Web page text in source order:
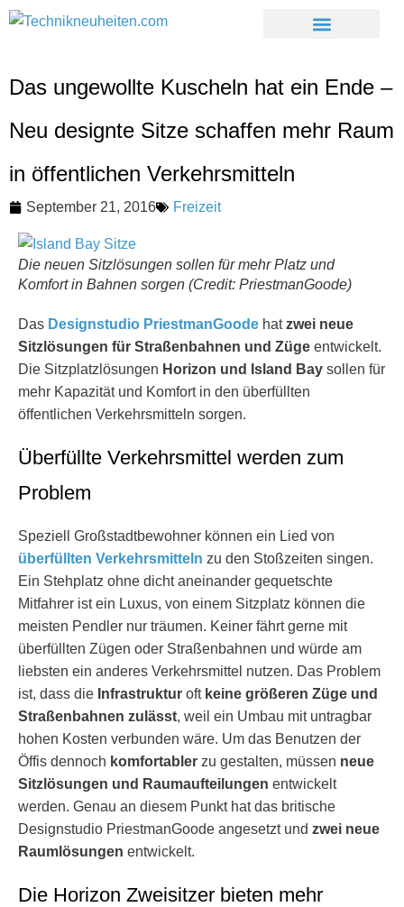
Das ungewollte Kuscheln hat ein Ende –
Neu designte Sitze schaffen mehr Raum
in öffentlichen Verkehrsmitteln
September 21, 2016 Freizeit
Die neuen Sitzlösungen sollen für mehr Platz und
Komfort in Bahnen sorgen (Credit: PriestmanGoode)
Das Designstudio PriestmanGoode hatzwei neue
Sitzlösungen für Straßenbahnen und Züge entwickelt.
Die Sitzplatzlösungen Horizon und Island Bay sollen für
mehr Kapazität und Komfort in den überfüllten
öffentlichen Verkehrsmitteln sorgen.
Überfüllte Verkehrsmittel werden zum
Problem
Speziell Großstadtbewohner können ein Lied von
überfüllten Verkehrsmitteln zu den Stoßzeiten singen.
Ein Stehplatz ohne dicht aneinander gequetschte
Mitfahrer ist ein Luxus, von einem Sitzplatz können die
meisten Pendler nur träumen. Keiner fährt gerne mit
überfüllten Zügen oder Straßenbahnen und würde am
liebsten ein anderes Verkehrsmittel nutzen. Das Problem
ist, dass die Infrastruktur oft keine größeren Züge und
Straßenbahnen zulässt, weil ein Umbau mit untragbar
hohen Kosten verbunden wäre. Um das Benutzen der
Öffis dennoch komfortabler zu gestalten, müssen neue
Sitzlösungen und Raumaufteilungen entwickelt
werden. Genau an diesem Punkt hat das britische
Designstudio PriestmanGoode angesetzt und zwei neue
Raumlösungen entwickelt.
Die Horizon Zweisitzer bieten mehr